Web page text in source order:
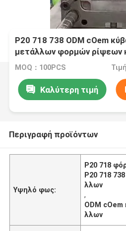
P20 718 738 ODM cOem
μετάλλων φορμών ρίψεων
MOQ：100PCS
Καλύτερη τιμή
Περιγραφή προϊόντων
Υψηλό φως:
P20 718
P20 718
λλων
,
ODM
λλων